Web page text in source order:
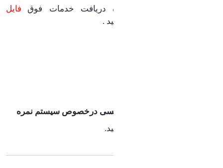
جهت اطلاع از نحوه دریافت خدمات فوق
فایل
را مطالعه فرمایید .
نامه انگلیسی درخصوص سیستم نمره
را دانلود کنید.